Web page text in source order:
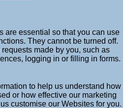
are essential so that you can use
They cannot be turned off.
made by you, such as
logging in or filling in forms.
to help us understand how
or how effective our marketing
customise our Websites for you.